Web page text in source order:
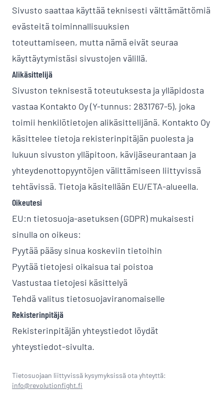
Sivusto saattaa käyttää teknisesti välttämättömiä
evästeitä toiminnallisuuksien
toteuttamiseen, mutta nämä eivät seuraa
käyttäytymistäsi sivustojen välillä.
Alikäsittelijä
Sivuston teknisestä toteutuksesta ja ylläpidosta
vastaa Kontakto Oy (Y-tunnus: 2831767-5), joka
toimii henkilötietojen alikäsittelijänä. Kontakto Oy
käsittelee tietoja rekisterinpitäjän puolesta ja
lukuun sivuston ylläpitoon, kävijäseurantaan ja
yhteydenottopyyntöjen välittämiseen liittyvissä
tehtävissä. Tietoja käsitellään EU/ETA-alueella.
Oikeutesi
EU:n tietosuoja-asetuksen (GDPR) mukaisesti
sinulla on oikeus:
Pyytää pääsy sinua koskeviin tietoihin
Pyytää tietojesi oikaisua tai poistoa
Vastustaa tietojesi käsittelyä
Tehdä valitus tietosuojaviranomaiselle
Rekisterinpitäjä
Rekisterinpitäjän yhteystiedot löydät
yhteystiedot-sivulta.
Tietosuojaan liittyvissä kysymyksissä ota yhteyttä:
info@revolutionfight.fi